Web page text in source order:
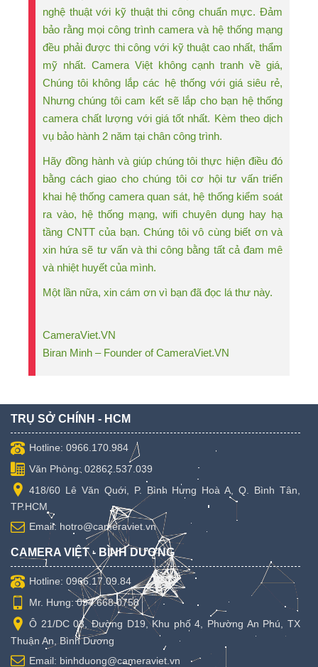
nghệ thuật với kỹ thuật thi công chuẩn mực. Đảm
bảo rằng mọi công trình camera và hệ thống mạng
đều phải được thi công với kỹ thuật cao nhất, thẩm
mỹ nhất. Camera Việt không cạnh tranh về giá,
Chúng tôi không lắp các hệ thống với giá siêu rẻ,
Nhưng chúng tôi cam kết sẽ lắp cho bạn hệ thống
camera chất lượng với giá tốt nhất. Kèm theo dịch
vụ bảo hành 2 năm tại chân công trình.
Hãy đồng hành và giúp chúng tôi thực hiện điều đó
bằng cách giao cho chúng tôi cơ hội tư vấn triển
khai hệ thống camera quan sát, hệ thống kiểm soát
ra vào, hệ thống mạng, wifi chuyên dụng hay hạ
tầng CNTT của bạn. Chúng tôi vô cùng biết ơn và
xin hứa sẽ tư vấn và thi công bằng tất cả đam mê
và nhiệt huyết của mình.
Một lần nữa, xin cám ơn vì bạn đã đọc lá thư này.
CameraViet.VN
Biran Minh – Founder of CameraViet.VN
TRỤ SỞ CHÍNH - HCM
Hotline: 0966.170.984
Văn Phòng: 02862.537.039
418/60 Lê Văn Quới, P. Bình Hưng Hoà A, Q. Bình Tân,
TP.HCM
Email: hotro@cameraviet.vn
CAMERA VIỆT - BÌNH DƯƠNG
Hotline: 0966.17.09.84
Mr. Hưng: 094.668.0758
Ô 21/DC 03, Đường D19, Khu phố 4, Phường An Phú, TX
Thuận An, Bình Dương
Email: binhduong@cameraviet.vn